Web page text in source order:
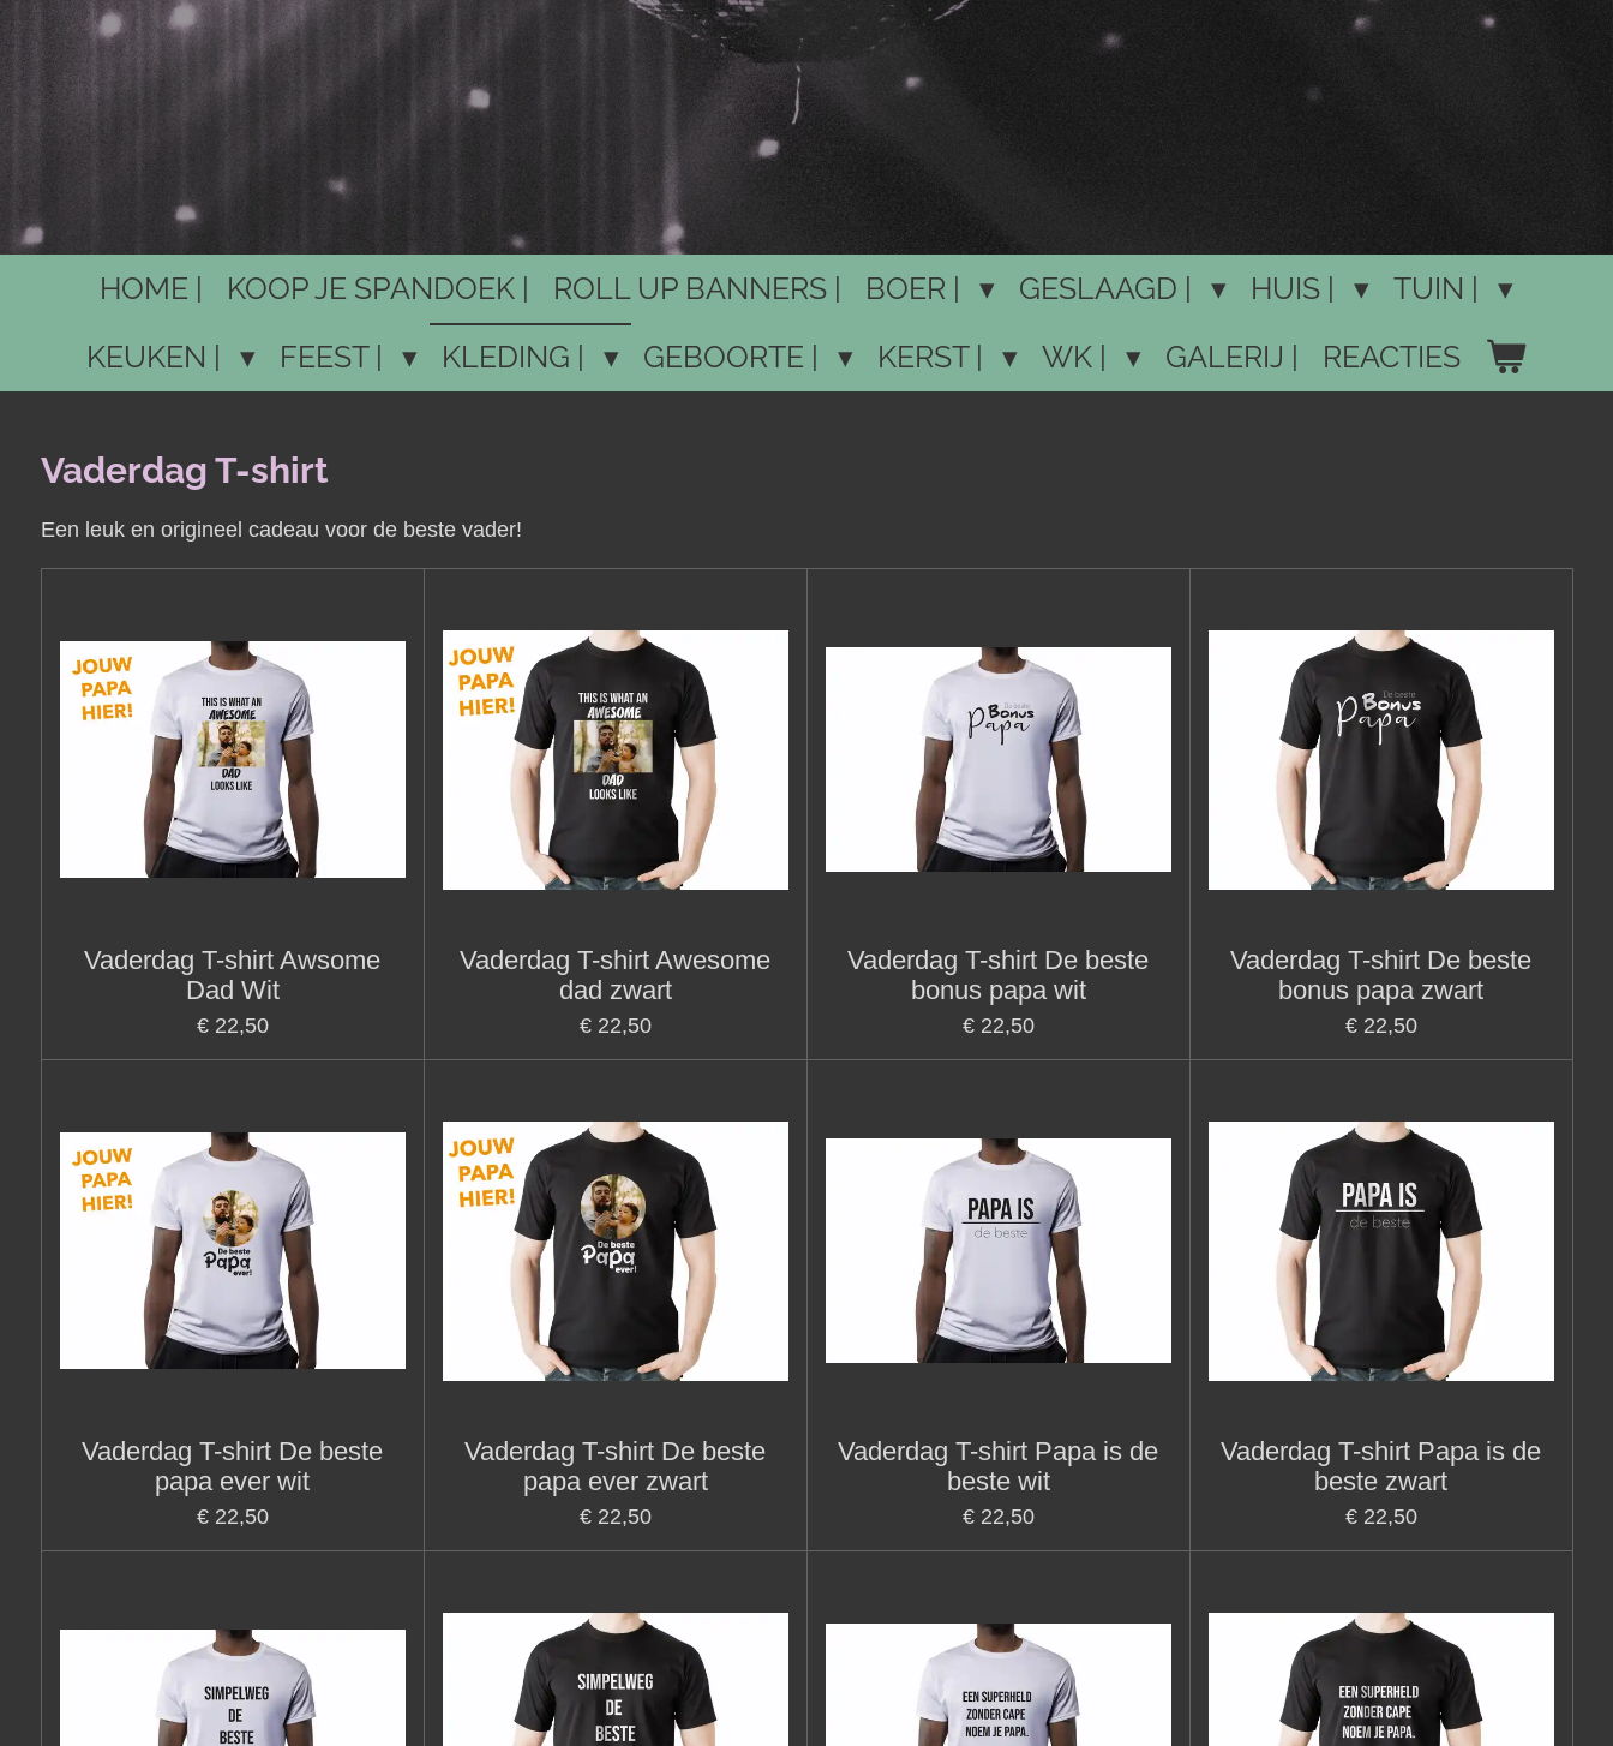
HOME | KOOP JE SPANDOEK | ROLL UP BANNERS | BOER | GESLAAGD | HUIS |
TUIN |
KEUKEN |
FEEST | KLEDING | GEBOORTE | KERST | WK | GALERIJ | REACTIES
Vaderdag T-shirt
Een leuk en origineel cadeau voor de beste vader!
Vaderdag T-shirt Awsome
Dad Wit
€ 22,50
Vaderdag T-shirt Awesome
dad zwart
€ 22,50
Vaderdag T-shirt De beste
bonus papa wit
€ 22,50
Vaderdag T-shirt De beste
bonus papa zwart
€ 22,50
Vaderdag T-shirt De beste
papa ever wit
€ 22,50
Vaderdag T-shirt De beste
papa ever zwart
€ 22,50
Vaderdag T-shirt Papa is de
beste wit
€ 22,50
Vaderdag T-shirt Papa is de
beste zwart
€ 22,50